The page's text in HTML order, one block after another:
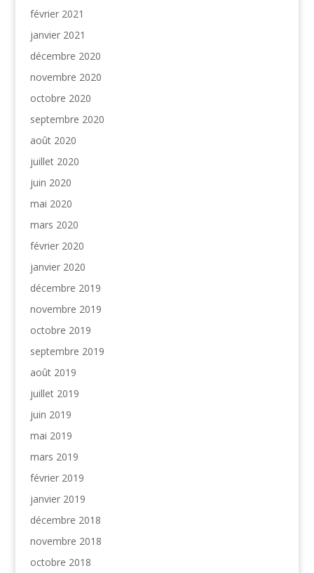
février 2021
janvier 2021
décembre 2020
novembre 2020
octobre 2020
septembre 2020
août 2020
juillet 2020
juin 2020
mai 2020
mars 2020
février 2020
janvier 2020
décembre 2019
novembre 2019
octobre 2019
septembre 2019
août 2019
juillet 2019
juin 2019
mai 2019
mars 2019
février 2019
janvier 2019
décembre 2018
novembre 2018
octobre 2018